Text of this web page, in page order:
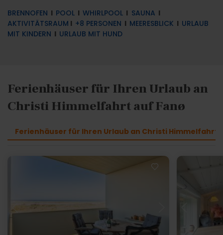
BRENNOFEN l POOL l WHIRLPOOL l SAUNA l
AKTIVITÄTSRAUM l +8 PERSONEN l MEERESBLICK l URLAUB
MIT KINDERN l URLAUB MIT HUND
Ferienhäuser für Ihren Urlaub an
Christi Himmelfahrt auf Fanø
Ferienhäuser für Ihren Urlaub an Christi Himmelfahrt
Lädt ...